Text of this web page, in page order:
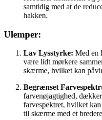
samtidig med at de
hakken.
Ulemper:
Lav Lysstyrke: Med en
være lidt mørkere
skærme, hvilket kan
Begrænset
farvenøjagtighed,
farvespektret, hvilket
til skærme med et